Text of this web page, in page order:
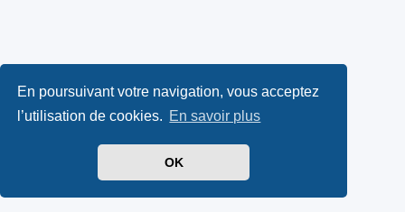
En poursuivant votre navigation, vous acceptez
l’utilisation de cookies. En savoir plus
OK